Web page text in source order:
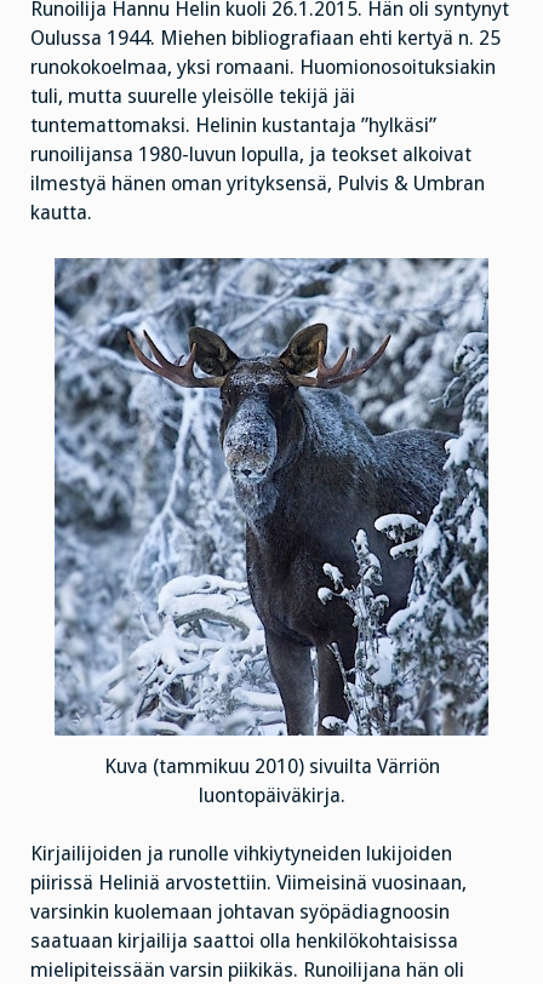
Runoilija Hannu Helin kuoli 26.1.2015. Hän oli syntynyt
Oulussa 1944. Miehen bibliografiaan ehti kertyä n. 25
runokokoelmaa, yksi romaani. Huomionosoituksiakin
tuli, mutta suurelle yleisölle tekijä jäi
tuntemattomaksi. Helinin kustantaja ”hylkäsi”
runoilijansa 1980-luvun lopulla, ja teokset alkoivat
ilmestyä hänen oman yrityksensä, Pulvis & Umbran
kautta.
Kuva (tammikuu 2010) sivuilta Värriön
luontopäiväkirja.
Kirjailijoiden ja runolle vihkiytyneiden lukijoiden
piirissä Heliniä arvostettiin. Viimeisinä vuosinaan,
varsinkin kuolemaan johtavan syöpädiagnoosin
saatuaan kirjailija saattoi olla henkilökohtaisissa
mielipiteissään varsin piikikäs. Runoilijana hän oli